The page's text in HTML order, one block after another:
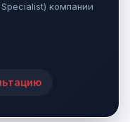
компании